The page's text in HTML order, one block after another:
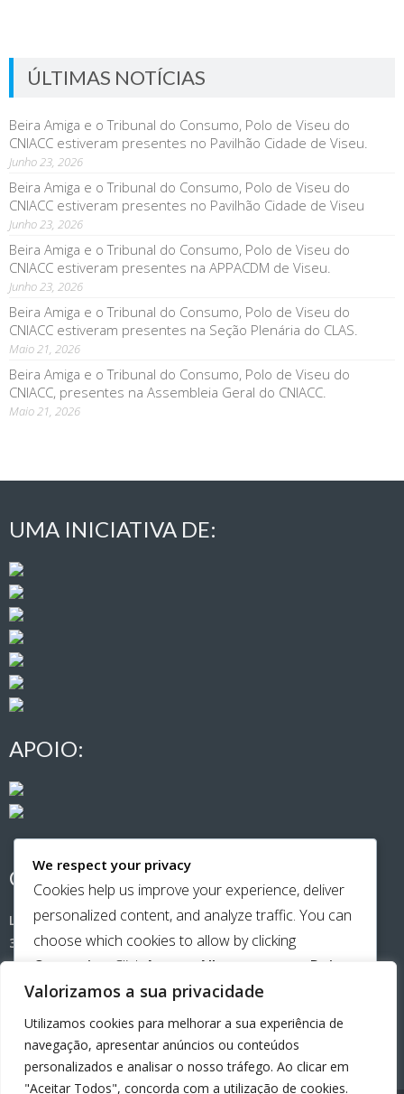
Valorizamos a sua privacidade
Utilizamos cookies para melhorar a sua experiência de
navegação, apresentar anúncios ou conteúdos
personalizados e analisar o nosso tráfego. Ao clicar em
"Aceitar Todos", concorda com a utilização de cookies.
ÚLTIMAS NOTÍCIAS
Beira Amiga e o Tribunal do Consumo, Polo de Viseu do
CNIACC estiveram presentes no Pavilhão Cidade de Viseu.
Junho 23, 2026
Beira Amiga e o Tribunal do Consumo, Polo de Viseu do
CNIACC estiveram presentes no Pavilhão Cidade de Viseu
Junho 23, 2026
Beira Amiga e o Tribunal do Consumo, Polo de Viseu do
CNIACC estiveram presentes na APPACDM de Viseu.
Junho 23, 2026
Beira Amiga e o Tribunal do Consumo, Polo de Viseu do
CNIACC estiveram presentes na Seção Plenária do CLAS.
Maio 21, 2026
Beira Amiga e o Tribunal do Consumo, Polo de Viseu do
CNIACC, presentes na Assembleia Geral do CNIACC.
Maio 21, 2026
UMA INICIATIVA DE:
APOIO:
CONTACTOS:
Largo de Santa Cristina (Casa Amarela)
3500-181 Viseu
Telemóvel:
email:beiraamiga@gmail.com
We respect your privacy
Cookies help us improve your experience, deliver
personalized content, and analyze traffic. You can
choose which cookies to allow by clicking
Customize
. Click Accept All
Reject
Allto decline non-essential cookies.
CUSTOMIZE
REJECT ALL